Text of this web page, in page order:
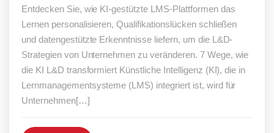
Entdecken Sie, wie KI-gestützte LMS-Plattformen das
Lernen personalisieren, Qualifikationslücken schließen
und datengestützte Erkenntnisse liefern, um die L&D-
Strategien von Unternehmen zu veränderen. 7 Wege, wie
die KI L&D transformiert Künstliche Intelligenz (KI), die in
Lernmanagementsysteme (LMS) integriert ist, wird für
Unternehmen[…]